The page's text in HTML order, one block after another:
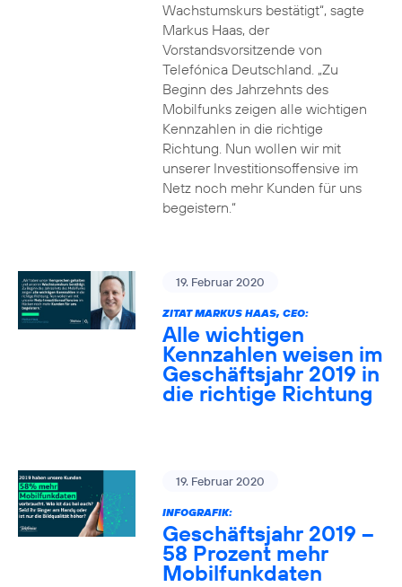
Wachstumskurs bestätigt“, sagte
Markus Haas, der
Vorstandsvorsitzende von
Telefónica Deutschland. „Zu
Beginn des Jahrzehnts des
Mobilfunks zeigen alle wichtigen
Kennzahlen in die richtige
Richtung. Nun wollen wir mit
unserer Investitionsoffensive im
Netz noch mehr Kunden für uns
begeistern.“
19. Februar 2020
ZITAT MARKUS HAAS, CEO:
Alle wichtigen
Kennzahlen weisen im
Geschäftsjahr 2019 in
die richtige Richtung
19. Februar 2020
INFOGRAFIK:
Geschäftsjahr 2019 –
58 Prozent mehr
Mobilfunkdaten